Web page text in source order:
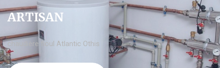
ARTISAN
chaudière fioul Atlantic Othis